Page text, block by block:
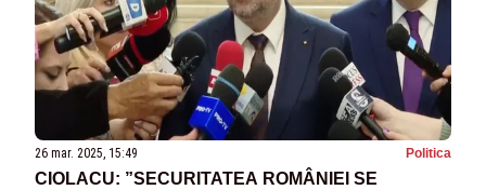
26 mar. 2025, 15:49 Politica
CIOLACU: ”SECURITATEA ROMÂNIEI SE